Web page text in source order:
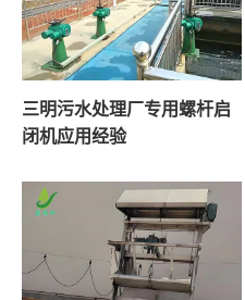
三明污水处理厂专用螺杆启
闭机应用经验